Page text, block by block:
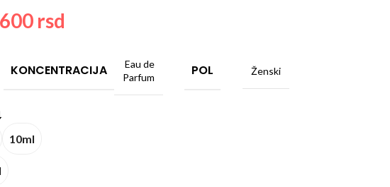
rsd
KONCENTRACIJA
Eau de
Parfum
POL Ženski
10ml